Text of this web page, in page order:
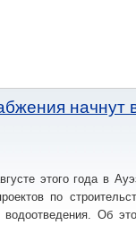
начнут
этого года в
по
водоотведения. Об